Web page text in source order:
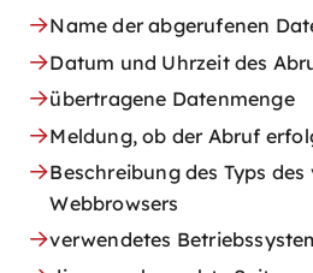
Name der abgerufenen
Datum und Uhrzeit des
übertragene Datenmenge
Meldung, ob der Abruf
Beschreibung des Typs
Webbrowsers
verwendetes